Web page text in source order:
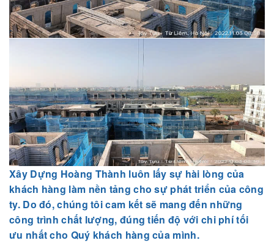
Xây Dựng Hoàng Thành luôn lấy sự hài lòng của
khách hàng làm nền tảng cho sự phát triển của công
ty. Do đó, chúng tôi cam kết sẽ mang đến những
công trình chất lượng, đúng tiến độ với chi phí tối
ưu nhất cho Quý khách hàng của mình.